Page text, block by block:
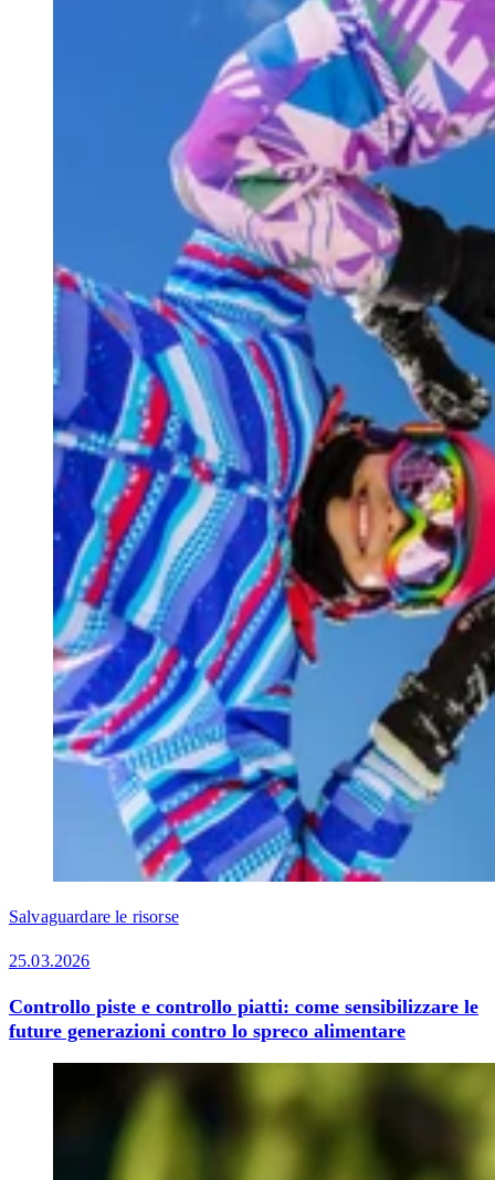
Salvaguardare le risorse
25.03.2026
Controllo piste e controllo piatti: come sensibilizzare le
future generazioni contro lo spreco alimentare